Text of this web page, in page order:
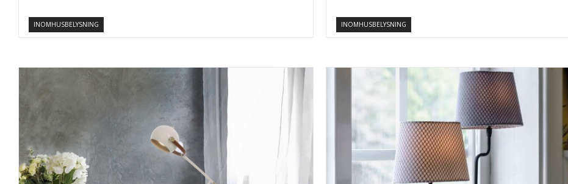
INOMHUSBELYSNING INOMHUSBELYSNING